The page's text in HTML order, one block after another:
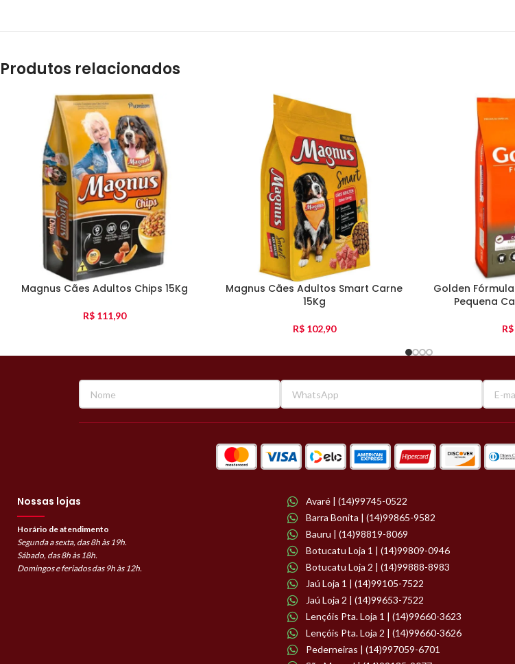
Produtos relacionados
Magnus Cães Adultos Chips 15Kg
R$ 111,90
Magnus Cães Adultos Smart Carne
15Kg
R$102,90
Golden
Pequena
R$
Nossas lojas
Horário de atendimento
Segunda a sexta, das 8h às 19h.
Sábado, das 8h às 18h.
Domingos e feriados das 9h às 12h.
Avaré | (14)99745-0522
Barra Bonita | (14)99865-9582
Bauru | (14)98819-8069
Botucatu Loja 1 | (14)99809-0946
Botucatu Loja 2 | (14)99888-8983
Jaú Loja 1 | (14)99105-7522
Jaú Loja 2 | (14)99653-7522
Lençóis Pta. Loja 1 | (14)99660-3623
Lençóis Pta. Loja 2 | (14)99660-3626
Pederneiras | (14)997059-6701